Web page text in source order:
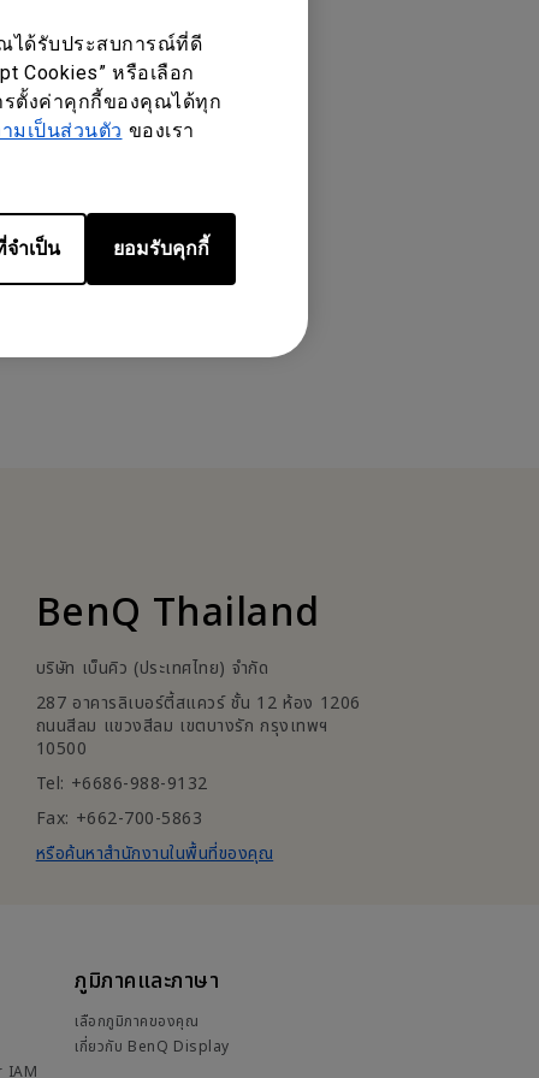
ได้รับประสบการณ์ที่ดี
Cookies” หรือเลือก
รตั้งค่าคุกกี้ของคุณได้ทุก
มเป็นส่วนตัว ของเรา
ำเป็น ยอมรับคุกกี้
BenQ Thailand
บริษัท เบ็นคิว (ประเทศไทย) จำกัด
287 อาคารลิเบอร์ตี้สแควร์ ชั้น 12 ห้อง 1206
ถนนสีลม แขวงสีลม เขตบางรัก กรุงเทพฯ
10500
Tel: +6686-988-9132
Fax: +662-700-5863
หรือค้นหาสำนักงานในพื้นที่ของคุณ
IAM
ภูมิภาคและภาษา
เลือกภูมิภาคของคุณ
เกี่ยวกับ BenQ Display